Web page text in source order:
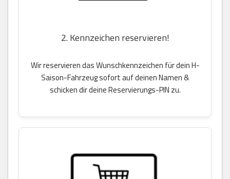
2. Kennzeichen reservieren!
Wir reservieren das Wunschkennzeichen für dein H-
Saison-Fahrzeug sofort auf deinen Namen &
schicken dir deine Reservierungs-PIN zu.